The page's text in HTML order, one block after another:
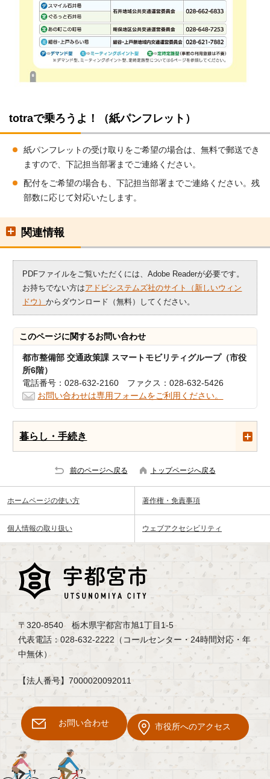
totraで乗ろうよ！（紙パンフレット）
紙パンフレットの受け取りをご希望の場合は、無料で郵送でき
ますので、下記担当部署までご連絡ください。
配付をご希望の場合も、下記担当部署までご連絡ください。残
部数に応じて対応いたします。
関連情報
PDFファイルをご覧いただくには、Adobe Readerが必要です。
お持ちでない方はアドビシステムズ社のサイト（新しいウィン
ドウ）からダウンロード（無料）してください。
このページに関するお問い合わせ
都市整備部 交通政策課 スマートモビリティグループ（市役
所6階）
電話番号：028-632-2160 ファクス：028-632-5426
お問い合わせは専用フォームをご利用ください。
暮らし・手続き
前のページへ戻る トップページへ戻る
ホームページの使い方 著作権・免責事項
個人情報の取り扱い ウェブアクセシビリティ
〒320-8540 栃木県宇都宮市旭1丁目1-5
代表電話：028-632-2222（コールセンター・24時間対応・年
中無休）
【法人番号】7000020092011
お問い合わせ 市役所へのアクセス